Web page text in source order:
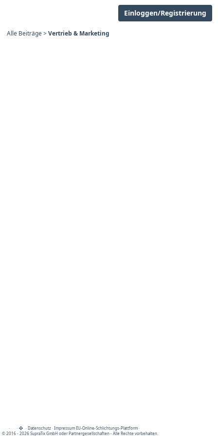
Einloggen/Registrierung
Alle Beiträge>Vertrieb & Marketing
· · ·Datenschutz·Impressum EU-Online-Schlichtungs-Plattform·
© 2016 - 2026 SupraTix GmbH oder Partnergesellschaften - Alle Rechte vorbehalten.